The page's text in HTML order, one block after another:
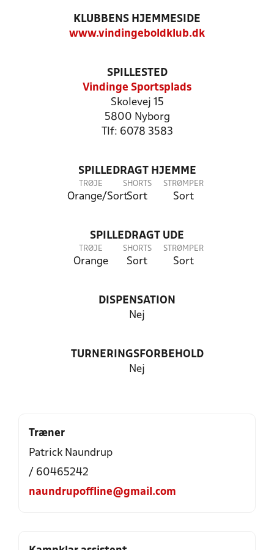
KLUBBENS HJEMMESIDE
www.vindingeboldklub.dk
SPILLESTED
Vindinge Sportsplads
Skolevej 15
5800 Nyborg
Tlf: 6078 3583
SPILLEDRAGT HJEMME
TRØJE
Orange/Sort
SHORTS
Sort
STRØMPER
Sort
SPILLEDRAGT UDE
TRØJE
Orange
SHORTS
Sort
STRØMPER
Sort
DISPENSATION
Nej
TURNERINGSFORBEHOLD
Nej
Træner
Patrick Naundrup
/ 60465242
naundrupoffline@gmail.com